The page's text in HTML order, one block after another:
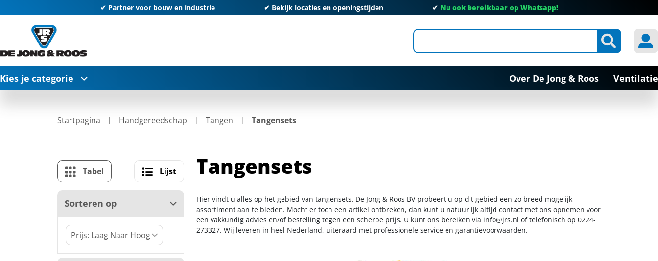
✔ Partner voor bouw en industrie ✔ Bekijk locaties en openingstijden ✔ Nu ook bereikbaar op Whatsapp!
Kies je categorie Over De Jong & Roos Ventilatie
Startpagina Handgereedschap Tangen Tangensets
Tabel Lijst
Sorteren op
Tangensets
Hier vindt u alles op het gebied van tangensets. De Jong & Roos BV probeert u op dit gebied een zo breed mogelijk
assortiment aan te bieden. Mocht er toch een artikel ontbreken, dan kunt u natuurlijk altijd contact met ons opnemen voor
een vakkundig advies en/of bestelling tegen een scherpe prijs. U kunt ons bereiken via info@jrs.nl of telefonisch op 0224-
273327. Wij leveren in heel Nederland, uiteraard met professionele service en garantievoorwaarden.